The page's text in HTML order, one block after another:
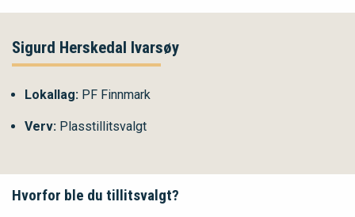
Sigurd Herskedal Ivarsøy
Lokallag: PF Finnmark
Verv: Plasstillitsvalgt
Hvorfor ble du tillitsvalgt?